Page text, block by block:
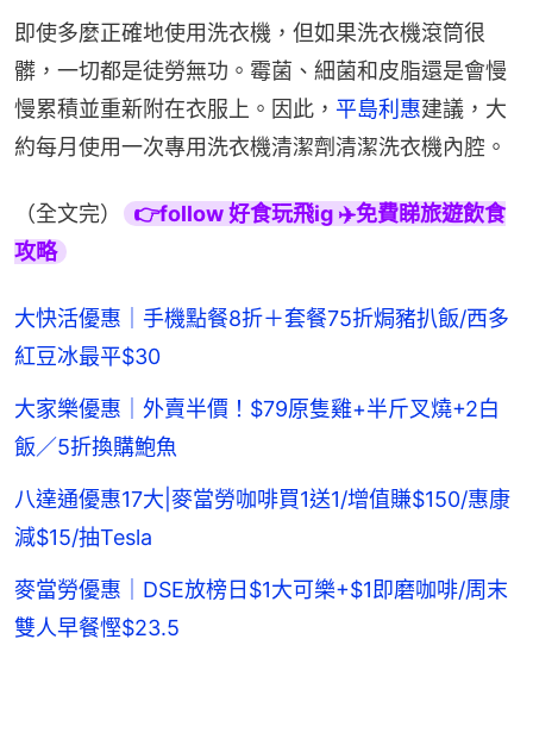
即使多麼正確地使用洗衣機，但如果洗衣機滾筒很
髒，一切都是徒勞無功。霉菌、細菌和皮脂還是會慢
慢累積並重新附在衣服上。因此， 平島利惠建議，大
約每月使用一次專用洗衣機清潔劑清潔洗衣機內腔。
（全文完）
👉follow 好食玩飛ig ✈️免費睇旅遊飲食
攻略
大快活優惠｜手機點餐8折＋套餐75折焗豬扒飯/西多
紅豆冰最平$30
大家樂優惠｜外賣半價！$79原隻雞+半斤叉燒+2白
飯／5折換購鮑魚
八達通優惠17大|麥當勞咖啡買1送1/增值賺$150/惠康
減$15/抽Tesla
麥當勞優惠｜DSE放榜日$1大可樂+$1即磨咖啡/周末
雙人早餐慳$23.5